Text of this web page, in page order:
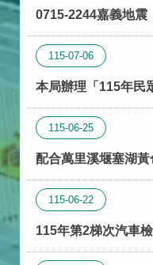
0715-2244嘉義地震
路。
115-07-06
本局辦理「115年民
滿意度調查」，敬
115-06-25
配合萬里溪堰塞湖
警戒層級提升辦理
115-06-22
115年第2梯次汽車
法規事宜